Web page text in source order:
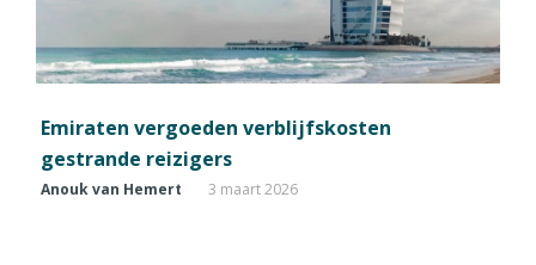
Emiraten vergoeden verblijfskosten
gestrande reizigers
Anouk van Hemert 3 maart 2026